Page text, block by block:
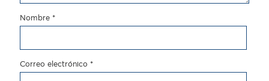
Nombre *
Correo electrónico *